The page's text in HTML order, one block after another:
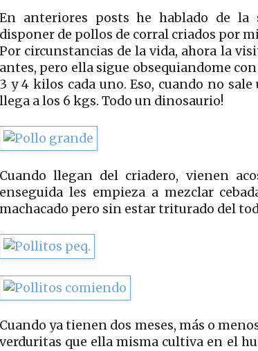
En anteriores posts he hablado de la
disponer de pollos de corral criados por
Por circunstancias de la vida, ahora la
antes, pero ella sigue obsequiandome
3 y 4 kilos cada uno. Eso, cuando no
llega a los 6 kgs. Todo un dinosaurio!
Cuando llegan del criadero, vienen
enseguida les empieza a mezclar
machacado pero sin estar triturado del
Cuando ya tienen dos meses, más o
verduritas que ella misma cultiva en el